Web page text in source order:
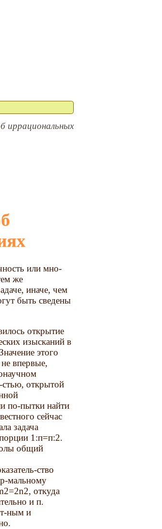
иррациональных
или мно-
же
иначе, чем
быть сведены
открытие
изысканий в
этого
впервые,
стью, открытой
по-пытки найти
сейчас
задача
1:п=п:2.
общий
ство
мальному
откуда
и п.
ным и